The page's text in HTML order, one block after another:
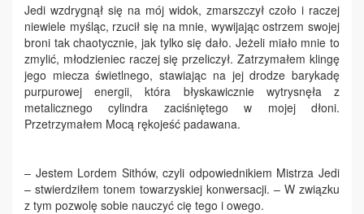
Jedi wzdrygnął się na mój widok, zmarszczył czoło i raczej
niewiele myśląc, rzucił się na mnie, wywijając ostrzem swojej
broni tak chaotycznie, jak tylko się dało. Jeżeli miało mnie to
zmylić, młodzieniec raczej się przeliczył. Zatrzymałem klingę
jego miecza świetlnego, stawiając na jej drodze barykadę
purpurowej energii, która błyskawicznie wytrysnęła z
metalicznego cylindra zaciśniętego w mojej dłoni.
Przetrzymałem Mocą rękojeść padawana.
– Jestem Lordem Sithów, czyli odpowiednikiem Mistrza Jedi
– stwierdziłem tonem towarzyskiej konwersacji. – W związku
z tym pozwolę sobie nauczyć cię tego i owego.